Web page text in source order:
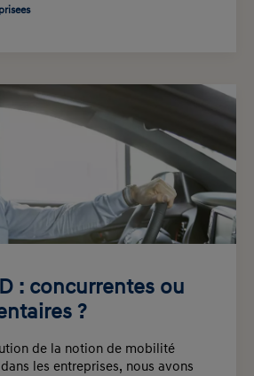
: concurrentes ou
?
de la notion de mobilité
les entreprises, nous avons